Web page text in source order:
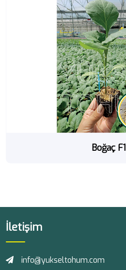
Boğaç F1
İletişim
info@yukseltohum.com